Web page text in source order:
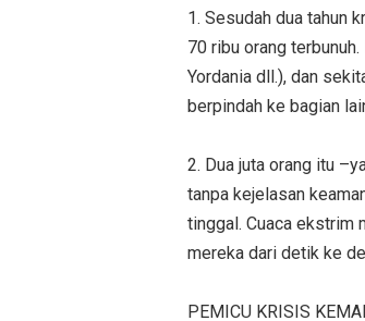
1. Sesudah dua tahun
70 ribu orang
Yordania dll.), dan
berpindah ke bagian
2. Dua juta orang itu
tanpa kejelasan
tinggal. Cuaca ekstrim
mereka dari detik ke
PEMICU KRISIS